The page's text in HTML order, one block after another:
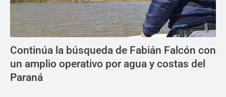
Continúa la búsqueda de Fabián Falcón con
un amplio operativo por agua y costas del
Paraná